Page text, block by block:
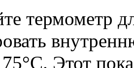
термометр
Этот